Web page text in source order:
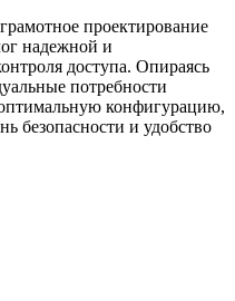
проектирование
надежной и
доступа. Опираясь
потребности
конфигурацию,
безопасности и удобство